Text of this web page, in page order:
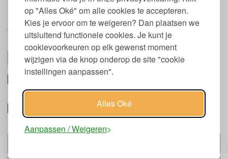
op "Alles Oké" om alle cookies te accepteren.
Kies je ervoor om te weigeren? Dan plaatsen we
uitsluitend functionele cookies. Je kunt je
cookievoorkeuren op elk gewenst moment
wijzigen via de knop onderop de site "cookie
instellingen aanpassen".
Alles Oké
Aanpassen / Weigeren
Na een warme douche zacht inmasseren: de lotion trekt snel in
en laat een subtiele, verfrissende geur achter van grapefruit,
mandarijn en sandelhout.
toon alles
Ingrediënten Weleda regenererende
bodylotion duindoorn
Keurmerken en labels hydraterende body
lotion